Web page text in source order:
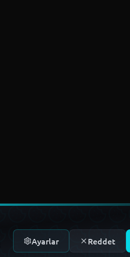
Ayarlar Reddet